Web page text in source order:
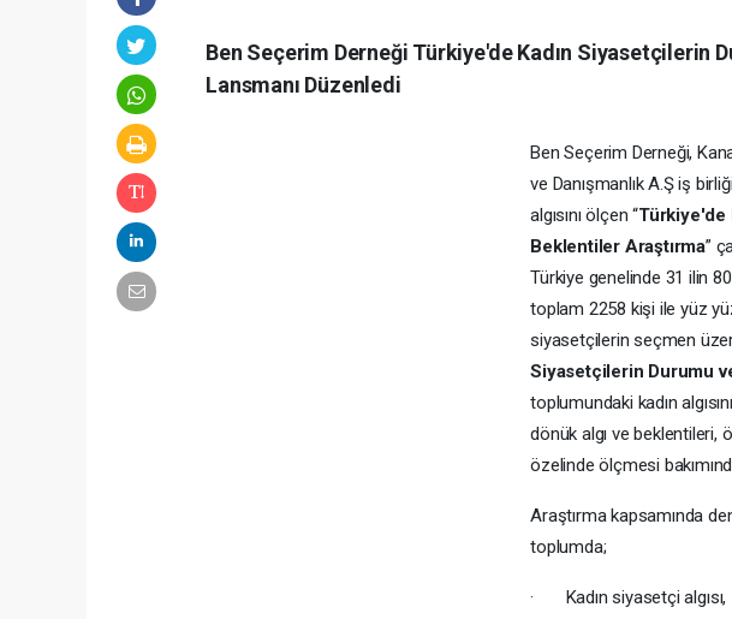
Ben Seçerim Derneği Türkiye'de Kadın Siyasetçilerin
Lansmanı Düzenledi
Ben Seçerim Derneği,
ve Danışmanlık A.Ş iş
algısını ölçen “Türkiye'de
Beklentiler Araştırma”
Türkiye genelinde 31 ilin
toplam 2258 kişi ile yüz
siyasetçilerin seçmen
Siyasetçilerin Durumu
toplumundaki kadın
dönük algı ve beklentileri,
özelinde ölçmesi
Araştırma kapsamında
toplumda;
· Kadın siyasetçi algısı,